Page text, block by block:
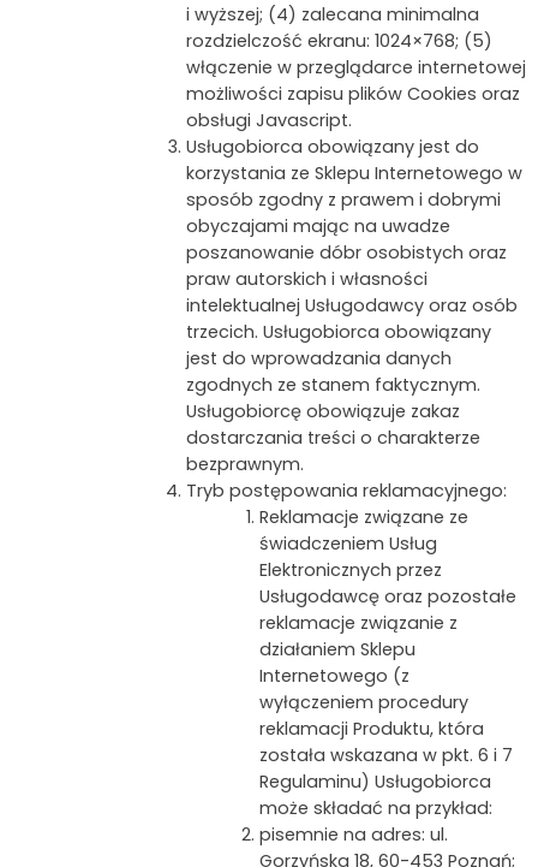
i wyższej; (4) zalecana minimalna
rozdzielczość ekranu: 1024×768; (5)
włączenie w przeglądarce internetowej
możliwości zapisu plików Cookies oraz
obsługi Javascript.
Usługobiorca obowiązany jest do
korzystania ze Sklepu Internetowego w
sposób zgodny z prawem i dobrymi
obyczajami mając na uwadze
poszanowanie dóbr osobistych oraz
praw autorskich i własności
intelektualnej Usługodawcy oraz osób
trzecich. Usługobiorca obowiązany
jest do wprowadzania danych
zgodnych ze stanem faktycznym.
Usługobiorcę obowiązuje zakaz
dostarczania treści o charakterze
bezprawnym.
Tryb postępowania reklamacyjnego:
Reklamacje związane ze
świadczeniem Usług
Elektronicznych przez
Usługodawcę oraz pozostałe
reklamacje związanie z
działaniem Sklepu
Internetowego (z
wyłączeniem procedury
reklamacji Produktu, która
została wskazana w pkt. 6 i 7
Regulaminu) Usługobiorca
może składać na przykład:
pisemnie na adres: ul.
Gorzyńska 18, 60-453 Poznań;